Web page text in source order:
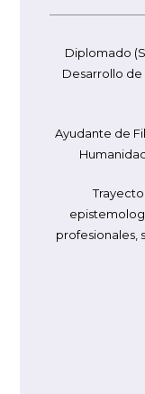
Diplomado
Desarrollo de
Ayudante de
profesionales,